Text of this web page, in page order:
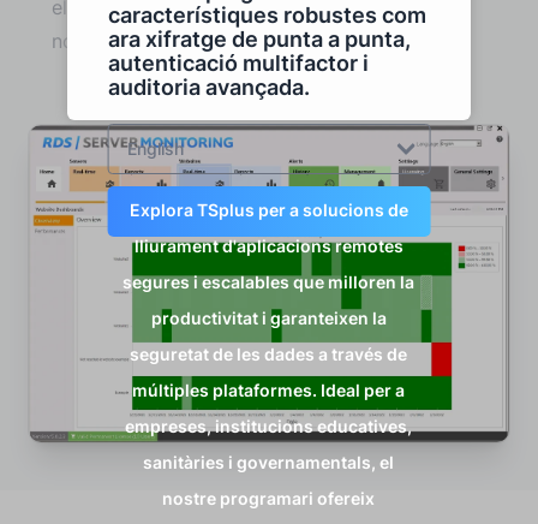
característiques robustes com
ara xifratge de punta a punta,
autenticació multifactor i
auditoria avançada.
English
Explora TSplus per a solucions de
lliurament d'aplicacions remotes
segures i escalables que milloren la
productivitat i garanteixen la
seguretat de les dades a través de
múltiples plataformes. Ideal per a
empreses, institucions educatives,
sanitàries i governamentals, el
nostre programari ofereix
els llindars de certes mètriques i tornen a la
normalitat.